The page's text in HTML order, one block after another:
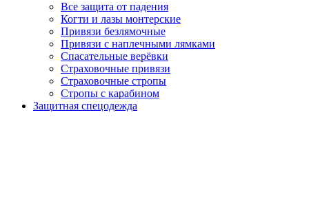
Все защита от падения
Когти и лазы монтерские
Привязи безлямочные
Привязи с наплечными лямками
Спасательные верёвки
Страховочные привязи
Страховочные стропы
Стропы с карабином
Защитная спецодежда